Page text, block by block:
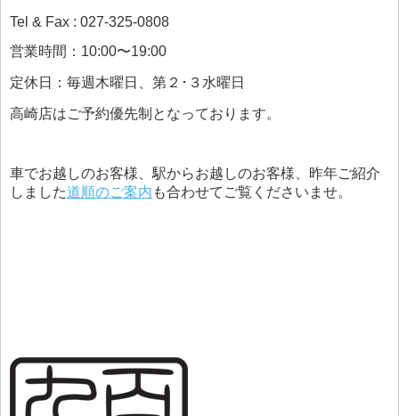
Tel & Fax : 027-325-0808
営業時間：10:00〜19:00
定休日：毎週木曜日、第２･３水曜日
高崎店はご予約優先制となっております。
車でお越しのお客様、駅からお越しのお客様、昨年ご紹介
しました道順のご案内 も合わせてご覧くださいませ。